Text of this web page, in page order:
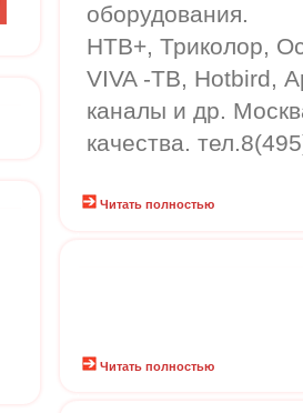
оборудования.
НТВ+, Триколор,
VIVA -ТВ, Hotbird,
каналы и др.
качества.
Читать полностью
Читать полностью